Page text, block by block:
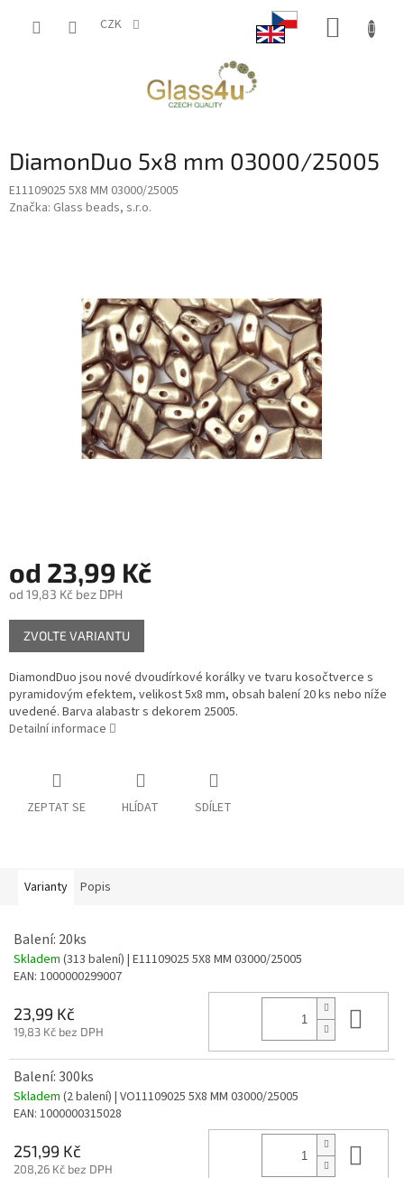
CZK
DiamonDuo 5x8 mm 03000/25005
E11109025 5X8 MM 03000/25005
Značka: Glass beads, s.r.o.
od 23,99 Kč
od 19,83 Kč bez DPH
Měrná
cena:
ZVOLTE VARIANTU
DiamondDuo jsou nové dvoudírkové korálky ve tvaru kosočtverce s
pyramidovým efektem, velikost 5x8 mm, obsah balení 20 ks nebo níže
uvedené. Barva alabastr s dekorem 25005.
Detailní informace
ZEPTAT SE HLÍDAT SDÍLET
Varianty Popis
Balení: 20ks
Skladem (313 balení) | E11109025 5X8 MM 03000/25005
EAN: 1000000299007
23,99 Kč
19,83 Kč bez DPH
Balení: 300ks
Skladem (2 balení) | VO11109025 5X8 MM 03000/25005
EAN: 1000000315028
251,99 Kč
208,26 Kč bez DPH